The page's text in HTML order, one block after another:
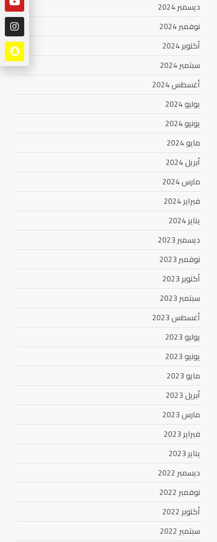
ديسمبر 2024
نوفمبر 2024
أكتوبر 2024
سبتمبر 2024
أغسطس 2024
يوليو 2024
يونيو 2024
مايو 2024
أبريل 2024
مارس 2024
فبراير 2024
يناير 2024
ديسمبر 2023
نوفمبر 2023
أكتوبر 2023
سبتمبر 2023
أغسطس 2023
يوليو 2023
يونيو 2023
مايو 2023
أبريل 2023
مارس 2023
فبراير 2023
يناير 2023
ديسمبر 2022
نوفمبر 2022
أكتوبر 2022
سبتمبر 2022